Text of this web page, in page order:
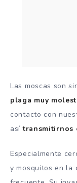
Las moscas son
plaga muy
contacto con
asítransmitirnos
Especialmente
y mosquitos en la